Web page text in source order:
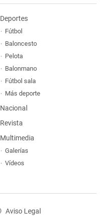
Deportes
Fútbol
Baloncesto
Pelota
Balonmano
Fútbol sala
Más deporte
Nacional
Revista
Multimedia
Galerías
Vídeos
Aviso Legal